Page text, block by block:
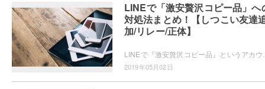
LINEで「激安贅沢コピー品」へ
対処法まとめ！【しつこい友達
加/リレー/正体】
2019年05月02日